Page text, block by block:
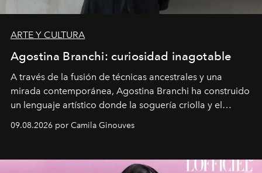
ARTE Y CULTURA
Agostina Branchi: curiosidad inagotable
A través de la fusión de técnicas ancestrales y una
mirada contemporánea, Agostina Branchi ha construido
un lenguaje artístico donde la soguería criolla y el
como fluidas. En septiembre la artista presentará una
Montecarmelo.
09.08.2026 por Camila Ginouves